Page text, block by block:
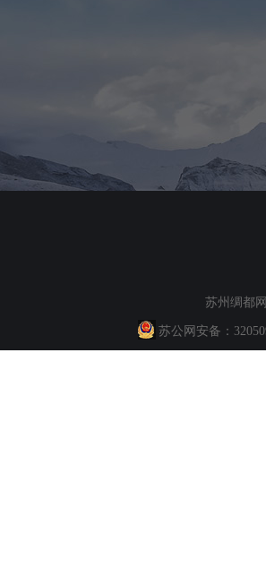
苏州绸都
苏公网安备：